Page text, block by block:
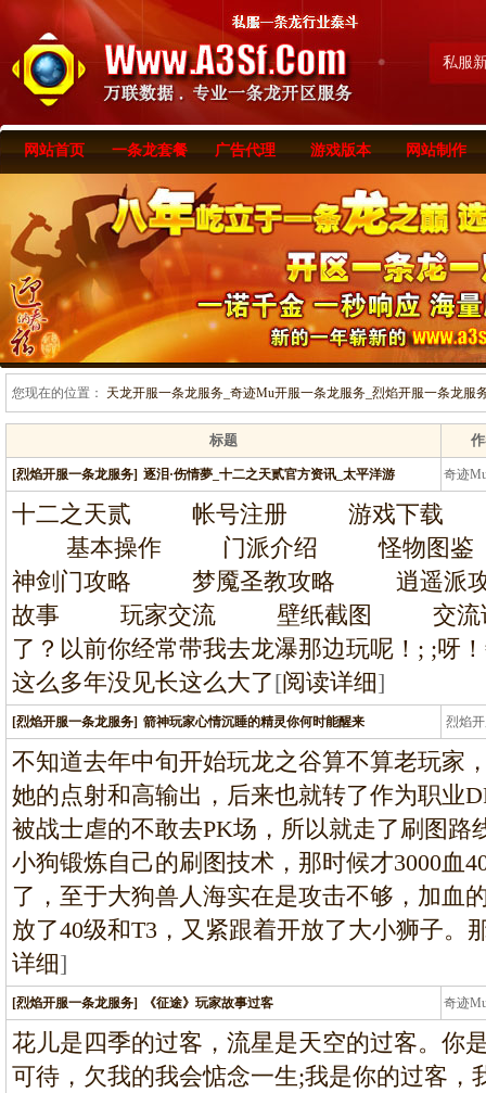
私服
网站首页 一条龙套餐 广告代理 游戏版本 网站制作
您现在的位置： 天龙开服一条龙服务_奇迹Mu开服一条龙服务_烈焰开服一条龙服
标题
[烈焰开服一条龙服务] 逐泪·伤情夢_十二之天贰官方资讯_太平洋游 奇迹
十二之天贰 帐号注册 游戏下载
基本操作 门派介绍 怪物图鉴
神剑门攻略 梦魇圣教攻略 逍遥
故事 玩家交流 壁纸截图 交流论坛
了？以前你经常带我去龙瀑那边玩呢！; ;呀
这么多年没见长这么大了[阅读详细]
[烈焰开服一条龙服务] 箭神玩家心情沉睡的精灵你何时能醒来 烈焰
不知道去年中旬开始玩龙之谷算不算老玩家
她的点射和高输出，后来也就转了作为职业
被战士虐的不敢去PK场，所以就走了刷图路
小狗锻炼自己的刷图技术，那时候才3000血
了，至于大狗兽人海实在是攻击不够，加血
放了40级和T3，又紧跟着开放了大小狮子。
详细]
[烈焰开服一条龙服务] 《征途》玩家故事过客 奇迹
条
花儿是四季的过客，流星是天空的过客。你
可待，欠我的我会惦念一生;我是你的过客，